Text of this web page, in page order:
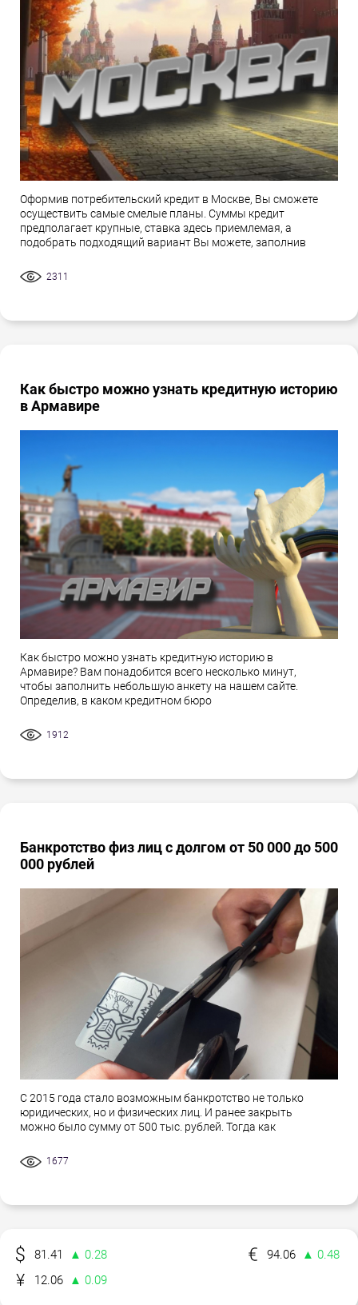
Оформив потребительский кредит в Москве, Вы сможете
осуществить самые смелые планы. Суммы кредит
предполагает крупные, ставка здесь приемлемая, а
подобрать подходящий вариант Вы можете, заполнив
2311
Как быстро можно узнать кредитную историю
в Армавире
Как быстро можно узнать кредитную историю в
Армавире? Вам понадобится всего несколько минут,
чтобы заполнить небольшую анкету на нашем сайте.
Определив, в каком кредитном бюро
1912
Банкротство физ лиц с долгом от 50 000 до 500
000 рублей
С 2015 года стало возможным банкротство не только
юридических, но и физических лиц. И ранее закрыть
можно было сумму от 500 тыс. рублей. Тогда как
1677
81.41 ▲ 0.28 94.06
▲ 0.48
12.06
▲ 0.09